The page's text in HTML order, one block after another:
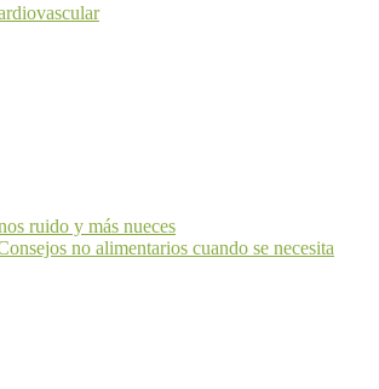
ruido y más nueces
no alimentarios cuando se necesita